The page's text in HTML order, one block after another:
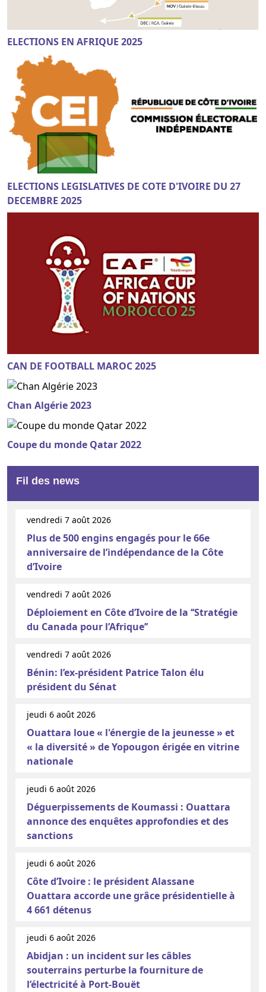
ELECTIONS EN AFRIQUE 2025
ELECTIONS LEGISLATIVES DE COTE D'IVOIRE DU 27
DECEMBRE 2025
CAN DE FOOTBALL MAROC 2025
Chan Algérie 2023
Coupe du monde Qatar 2022
Fil des news
vendredi 7 août 2026
Plus de 500 engins engagés pour le 66e
anniversaire de l’indépendance de la Côte
d’Ivoire
vendredi 7 août 2026
Déploiement en Côte d’Ivoire de la ‘‘Stratégie
du Canada pour l’Afrique’’
vendredi 7 août 2026
Bénin: l’ex-président Patrice Talon élu
président du Sénat
jeudi 6 août 2026
Ouattara loue « l'énergie de la jeunesse » et
« la diversité » de Yopougon érigée en vitrine
nationale
jeudi 6 août 2026
Déguerpissements de Koumassi : Ouattara
annonce des enquêtes approfondies et des
sanctions
jeudi 6 août 2026
Côte d’Ivoire : le président Alassane
Ouattara accorde une grâce présidentielle à
4 661 détenus
jeudi 6 août 2026
Abidjan : un incident sur les câbles
souterrains perturbe la fourniture de
l’électricité à Port-Bouët